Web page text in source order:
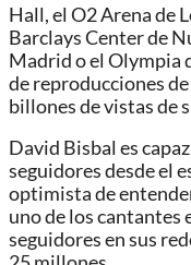
Hall, el O2 Arena de
Barclays Center de
Madrid o el Olympia
de reproducciones
billones de vistas de
David Bisbal es
seguidores desde el
optimista de
uno de los cantantes
seguidores en sus